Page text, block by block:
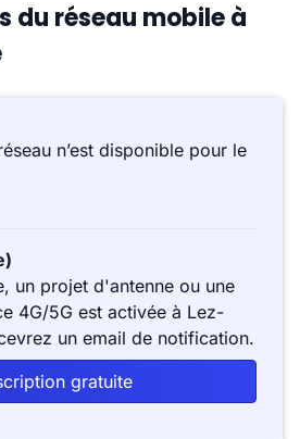
du réseau mobile à
n’est disponible pour le
un projet d'antenne ou une
4G/5G est activée à Lez-
un email de notification.
gratuite